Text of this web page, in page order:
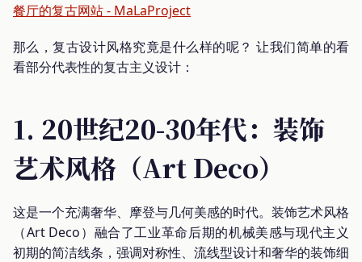
餐厅的复古网站 - MaLaProject
那么，复古设计风格究竟是什么样的呢？ 让我们简单的看
看部分代表性的复古主义设计：
1. 20世纪20-30年代：装饰
艺术风格（Art Deco）
这是一个充满奢华、摩登与几何美感的时代。装饰艺术风格
（Art Deco）融合了工业革命后期的机械美感与现代主义
初期的简洁线条，强调对称性、流线型设计和奢华的装饰细